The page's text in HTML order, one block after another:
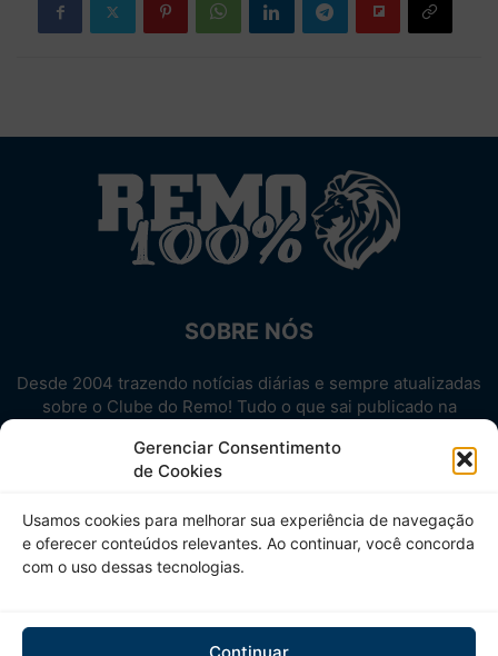
Gerenciar Consentimento
de Cookies
Usamos cookies para melhorar sua experiência de navegação
e oferecer conteúdos relevantes. Ao continuar, você concorda
com o uso dessas tecnologias.
Continuar
SOBRE NÓS
Desde 2004 trazendo notícias diárias e sempre atualizadas
sobre o Clube do Remo! Tudo o que sai publicado na
Aproveite! Site não-oficial.
SIGA-NOS